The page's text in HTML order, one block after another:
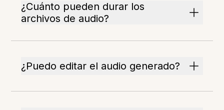
¿Cuánto pueden durar los
archivos de audio?
¿Puedo editar el audio generado?